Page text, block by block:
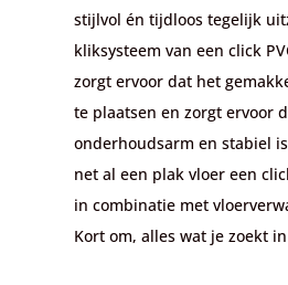
stijlvol én tijdloos tegelijk
kliksysteem van een click
zorgt ervoor dat het
te plaatsen en zorgt ervoor
onderhoudsarm en stabiel
net al een plak vloer een
in combinatie met
Kort om, alles wat je zoekt